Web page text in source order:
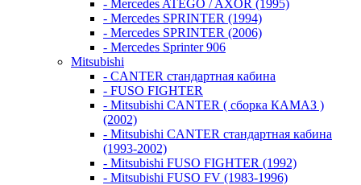
- Mercedes ATEGO / AXOR (1995)
- Mercedes SPRINTER (1994)
- Mercedes SPRINTER (2006)
- Mercedes Sprinter 906
Mitsubishi
- CANTER стандартная кабина
- FUSO FIGHTER
- Mitsubishi CANTER ( сборка КАМАЗ )
(2002)
- Mitsubishi CANTER стандартная кабина
(1993-2002)
- Mitsubishi FUSO FIGHTER (1992)
- Mitsubishi FUSO FV (1983-1996)